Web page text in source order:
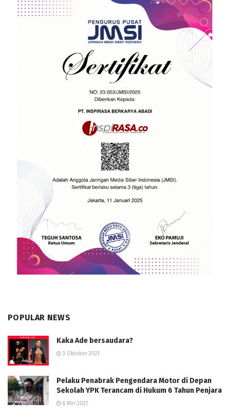
POPULAR NEWS
Kaka Ade bersaudara?
3 Oktober 2021
Pelaku Penabrak Pengendara Motor di Depan
Sekolah YPK Terancam di Hukum 6 Tahun Penjara
8 Mei 2021